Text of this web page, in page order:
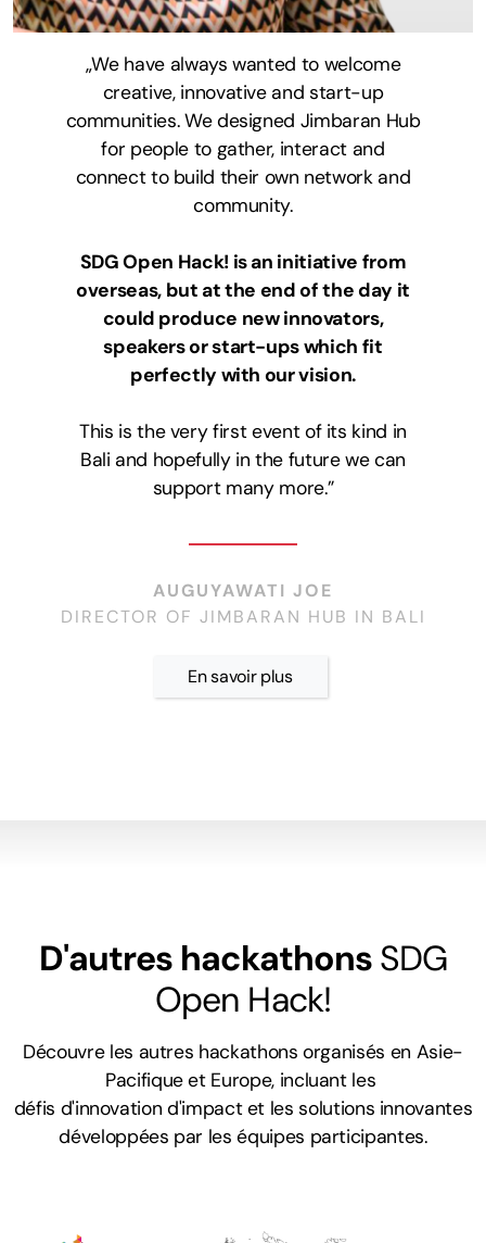
„We have always wanted to welcome
creative, innovative and start-up
communities. We designed Jimbaran Hub
for people to gather, interact and
connect to build their own network and
community.
SDG Open Hack! is an initiative from
overseas, but at the end of the day it
could produce new innovators,
speakers or start-ups which fit
perfectly with our vision.
This is the very first event of its kind in
Bali and hopefully in the future we can
support many more.”
AUGUYAWATI JOE
DIRECTOR OF JIMBARAN HUB IN BALI
En savoir plus
D'autres hackathonsSDG
Open Hack!
Découvre les autres hackathons organisés en Asie-
Pacifique et Europe, incluant les
défis d'innovation d'impact et les solutions innovantes
développées par les équipes participantes.